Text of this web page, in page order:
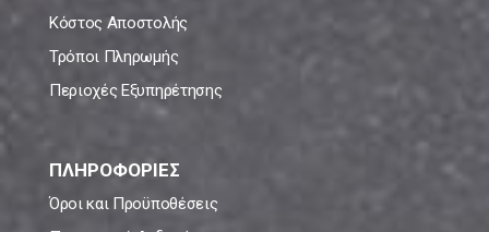
Κόστος Αποστολής
Τρόποι Πληρωμής
Περιοχές Εξυπηρέτησης
ΠΛΗΡΟΦΟΡΙΕΣ
Όροι και Προϋποθέσεις